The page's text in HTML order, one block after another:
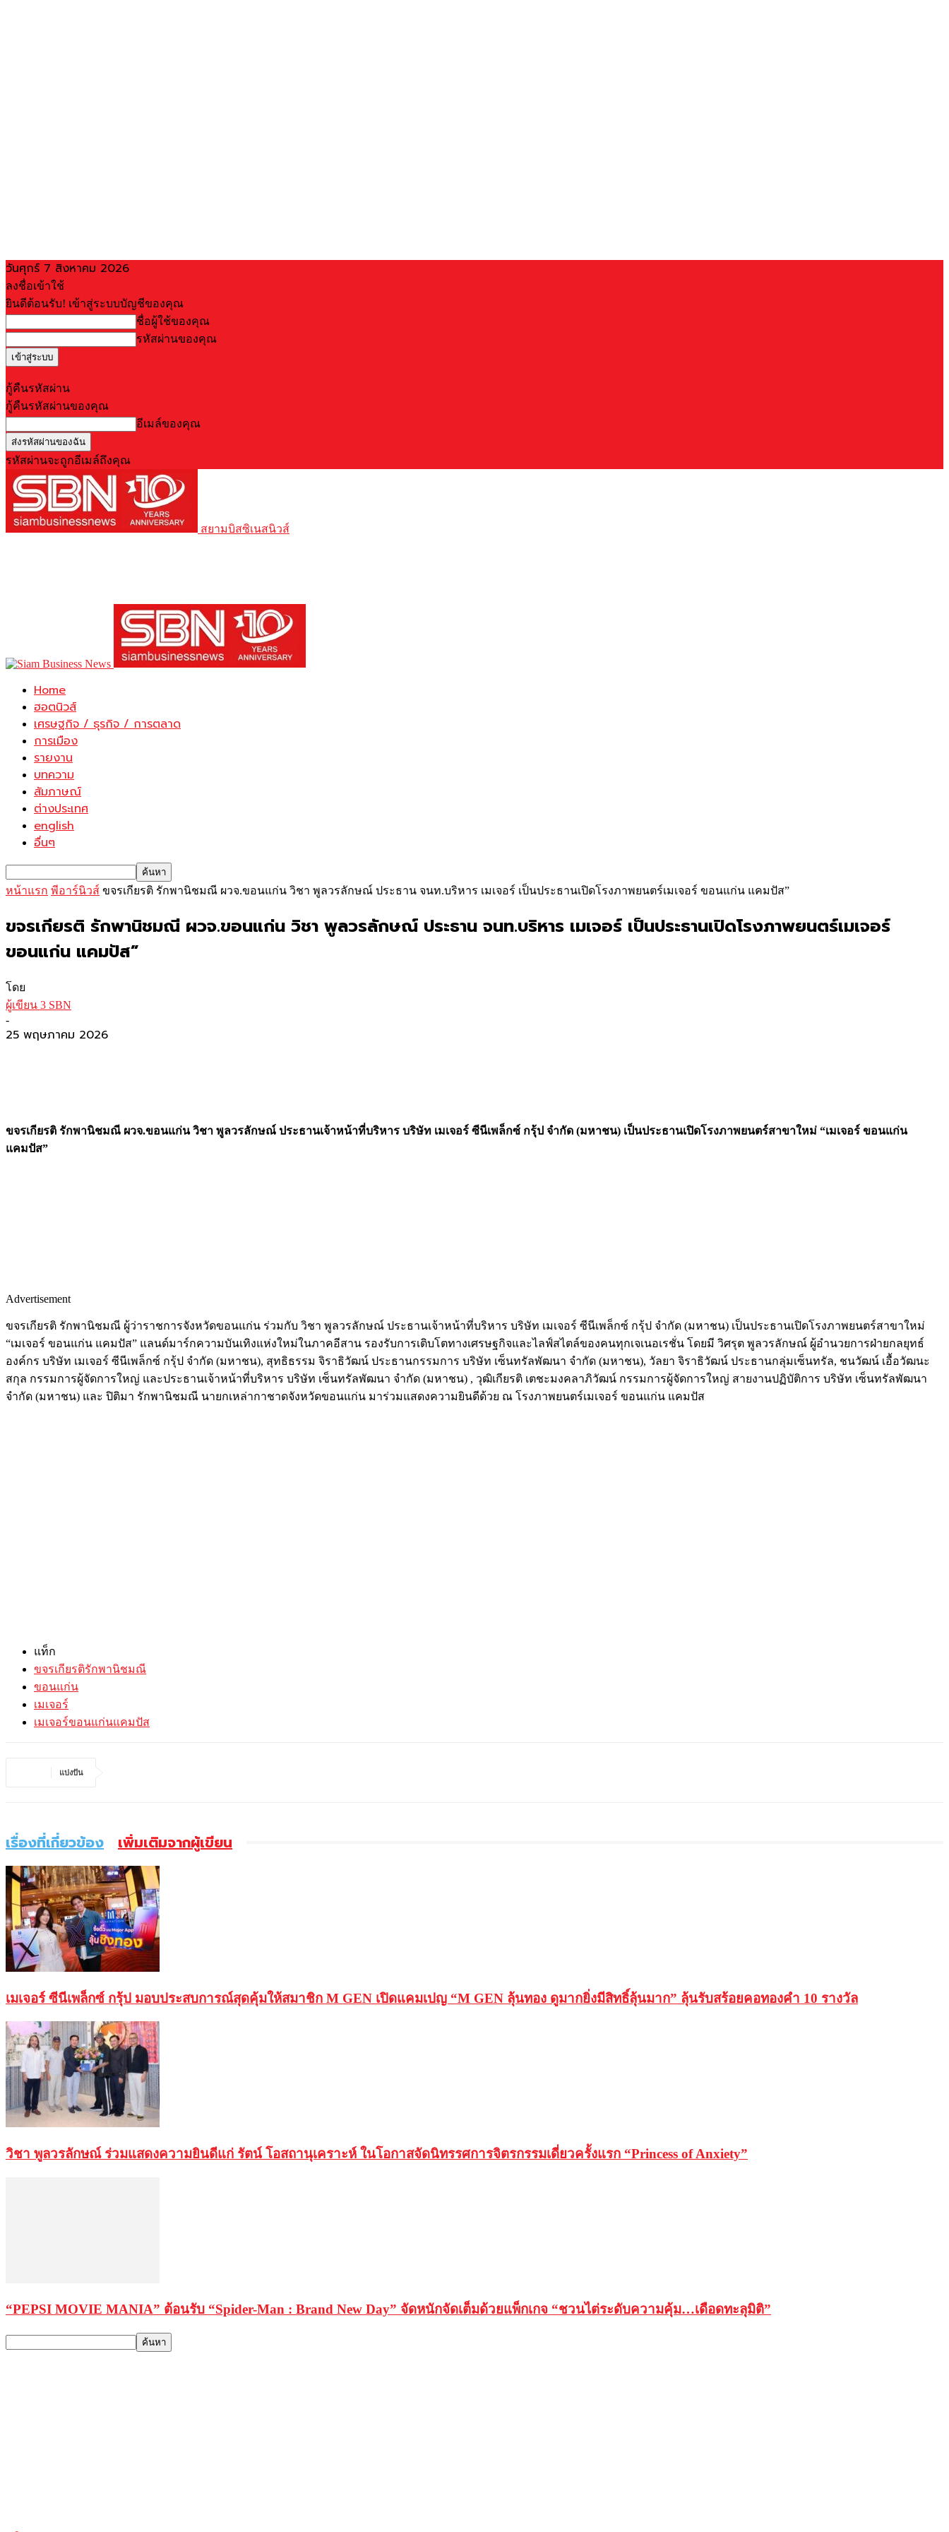
วันศุกร์ 7 สิงหาคม 2026
ลงชื่อเข้าใช้
ยินดีต้อนรับ! เข้าสู่ระบบบัญชีของคุณ
ชื่อผู้ใช้ของคุณ
รหัสผ่านของคุณ
กู้คืนรหัสผ่าน
กู้คืนรหัสผ่านของคุณ
อีเมล์ของคุณ
รหัสผ่านจะถูกอีเมล์ถึงคุณ
สยามบิสซิเนสนิวส์
Home
ฮอตนิวส์
เศรษฐกิจ / ธุรกิจ / การตลาด
การเมือง
รายงาน
บทความ
สัมภาษณ์
ต่างประเทศ
english
อื่นๆ
หน้าแรก พีอาร์นิวส์ ขจรเกียรติ รักพานิชมณี ผวจ.ขอนแก่น วิชา พูลวรลักษณ์ ประธาน จนท.บริหาร เมเจอร์ เป็นประธานเปิดโรงภาพยนตร์เมเจอร์ ขอนแก่น แคมปัส”
ขจรเกียรติ รักพานิชมณี ผวจ.ขอนแก่น วิชา พูลวรลักษณ์ ประธาน จนท.บริหาร เมเจอร์ เป็นประธานเปิดโรงภาพยนตร์เมเจอร์
ขอนแก่น แคมปัส”
โดย
ผู้เขียน 3 SBN
-
25 พฤษภาคม 2026
ขจรเกียรติ รักพานิชมณี ผวจ.ขอนแก่น วิชา พูลวรลักษณ์ ประธานเจ้าหน้าที่บริหาร บริษัท เมเจอร์ ซีนีเพล็กซ์ กรุ้ป จำกัด (มหาชน) เป็นประธานเปิดโรงภาพยนตร์สาขาใหม่ “เมเจอร์ ขอนแก่น
แคมปัส”
Advertisement
ขจรเกียรติ รักพานิชมณี ผู้ว่าราชการจังหวัดขอนแก่น ร่วมกับ วิชา พูลวรลักษณ์ ประธานเจ้าหน้าที่บริหาร บริษัท เมเจอร์ ซีนีเพล็กซ์ กรุ้ป จำกัด (มหาชน) เป็นประธานเปิดโรงภาพยนตร์สาขาใหม่
“เมเจอร์ ขอนแก่น แคมปัส” แลนด์มาร์กความบันเทิงแห่งใหม่ในภาคอีสาน รองรับการเติบโตทางเศรษฐกิจและไลฟ์สไตล์ของคนทุกเจเนอเรชั่น โดยมี วิศรุต พูลวรลักษณ์ ผู้อำนวยการฝ่ายกลยุทธ์
องค์กร บริษัท เมเจอร์ ซีนีเพล็กซ์ กรุ้ป จำกัด (มหาชน), สุทธิธรรม จิราธิวัฒน์ ประธานกรรมการ บริษัท เซ็นทรัลพัฒนา จำกัด (มหาชน), วัลยา จิราธิวัฒน์ ประธานกลุ่มเซ็นทรัล, ชนวัฒน์ เอื้อวัฒนะ
สกุล กรรมการผู้จัดการใหญ่ และประธานเจ้าหน้าที่บริหาร บริษัท เซ็นทรัลพัฒนา จำกัด (มหาชน) , วุฒิเกียรติ เตชะมงคลาภิวัฒน์ กรรมการผู้จัดการใหญ่ สายงานปฏิบัติการ บริษัท เซ็นทรัลพัฒนา
จำกัด (มหาชน) และ ปิติมา รักพานิชมณี นายกเหล่ากาชาดจังหวัดขอนแก่น มาร่วมแสดงความยินดีด้วย ณ โรงภาพยนตร์เมเจอร์ ขอนแก่น แคมปัส
แท็ก
ขจรเกียรติรักพานิชมณี
ขอนแก่น
เมเจอร์
เมเจอร์ขอนแก่นแคมปัส
แบ่งปัน
เรื่องที่เกี่ยวข้อง เพิ่มเติมจากผู้เขียน
เมเจอร์ ซีนีเพล็กซ์ กรุ้ป มอบประสบการณ์สุดคุ้มให้สมาชิก M GEN เปิดแคมเปญ “M GEN ลุ้นทอง ดูมากยิ่งมีสิทธิ์ลุ้นมาก” ลุ้นรับสร้อยคอทองคำ 10 รางวัล
วิชา พูลวรลักษณ์ ร่วมแสดงความยินดีแก่ รัตน์ โอสถานุเคราะห์ ในโอกาสจัดนิทรรศการจิตรกรรมเดี่ยวครั้งแรก “Princess of Anxiety”
“PEPSI MOVIE MANIA” ต้อนรับ “Spider-Man : Brand New Day” จัดหนักจัดเต็มด้วยแพ็กเกจ “ชวนไต่ระดับความคุ้ม…เดือดทะลุมิติ”